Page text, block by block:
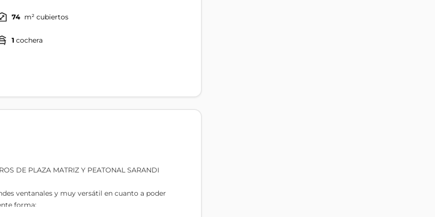
74 m² cubiertos
1 cochera
DE PLAZA MATRIZ Y PEATONAL SARANDI
ventanales y muy versátil en cuanto a poder
forma: